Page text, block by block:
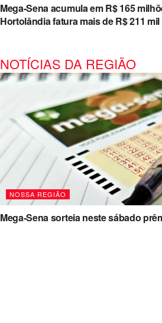
Mega-Sena acumula em R$ 165
Hortolândia fatura mais de R$ 211
NOTÍCIAS DA REGIÃO
NOSSA REGIÃO
Mega-Sena sorteia neste sábado